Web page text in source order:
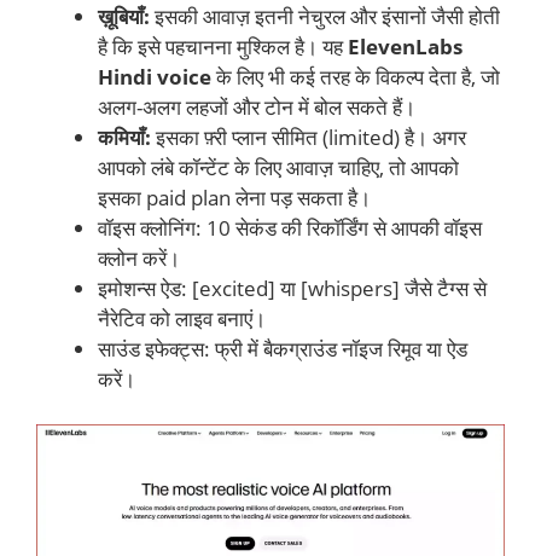
ख़ूबियाँ:इसकी आवाज़ इतनी नेचुरल और इंसानों जैसी होती
है कि इसे पहचानना मुश्किल है। यहElevenLabs
Hindi voiceके लिए भी कई तरह के विकल्प देता है, जो
अलग-अलग लहजों और टोन में बोल सकते हैं।
कमियाँ:इसका फ़्री प्लान सीमित (limited) है। अगर
आपको लंबे कॉन्टेंट के लिए आवाज़ चाहिए, तो आपको
इसका paid plan लेना पड़ सकता है।
वॉइस क्लोनिंग: 10 सेकंड की रिकॉर्डिंग से आपकी वॉइस
क्लोन करें।
इमोशन्स ऐड: [excited] या [whispers] जैसे टैग्स से
नैरेटिव को लाइव बनाएं।
साउंड इफेक्ट्स: फ्री में बैकग्राउंड नॉइज रिमूव या ऐड
करें।